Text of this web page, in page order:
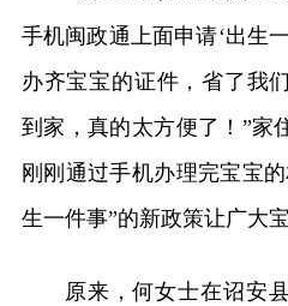
手机闽政通上面申请‘出生
办齐宝宝的证件，省了我
到家，真的太方便了！”家
刚刚通过手机办理完宝宝
生一件事”的新政策让广大
原来，何女士在诏安